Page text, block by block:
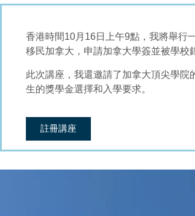
香港時間10月16日上午9點，我將舉行
移民加拿大，申請加拿大學簽並被學校
此次講座，我還邀請了加拿大頂尖學
生的獎學金選擇和入學要求。
註冊講座